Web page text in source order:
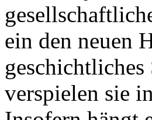
ein den neuen
verspielen sie